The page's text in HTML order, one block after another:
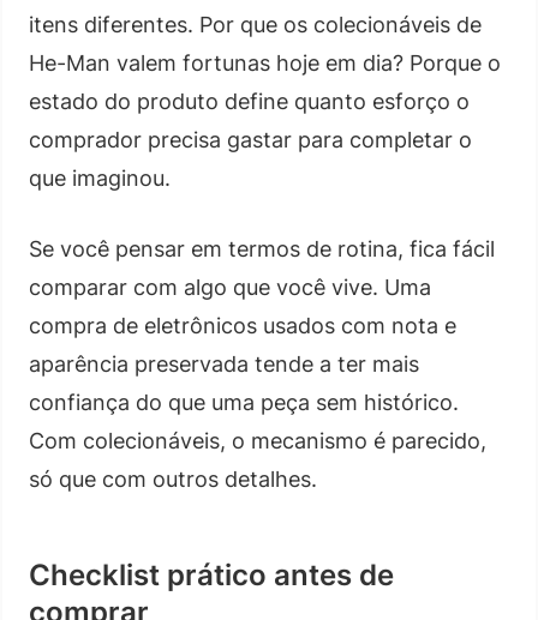
itens diferentes. Por que os colecionáveis de
He-Man valem fortunas hoje em dia? Porque o
estado do produto define quanto esforço o
comprador precisa gastar para completar o
que imaginou.
Se você pensar em termos de rotina, fica fácil
comparar com algo que você vive. Uma
compra de eletrônicos usados com nota e
aparência preservada tende a ter mais
confiança do que uma peça sem histórico.
Com colecionáveis, o mecanismo é parecido,
só que com outros detalhes.
Checklist prático antes de
comprar